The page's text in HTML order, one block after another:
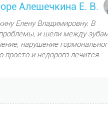
Алешечкина Е. В.
Елену Владимировну. В
и щели между
нарушение
просто и недорого лечится.